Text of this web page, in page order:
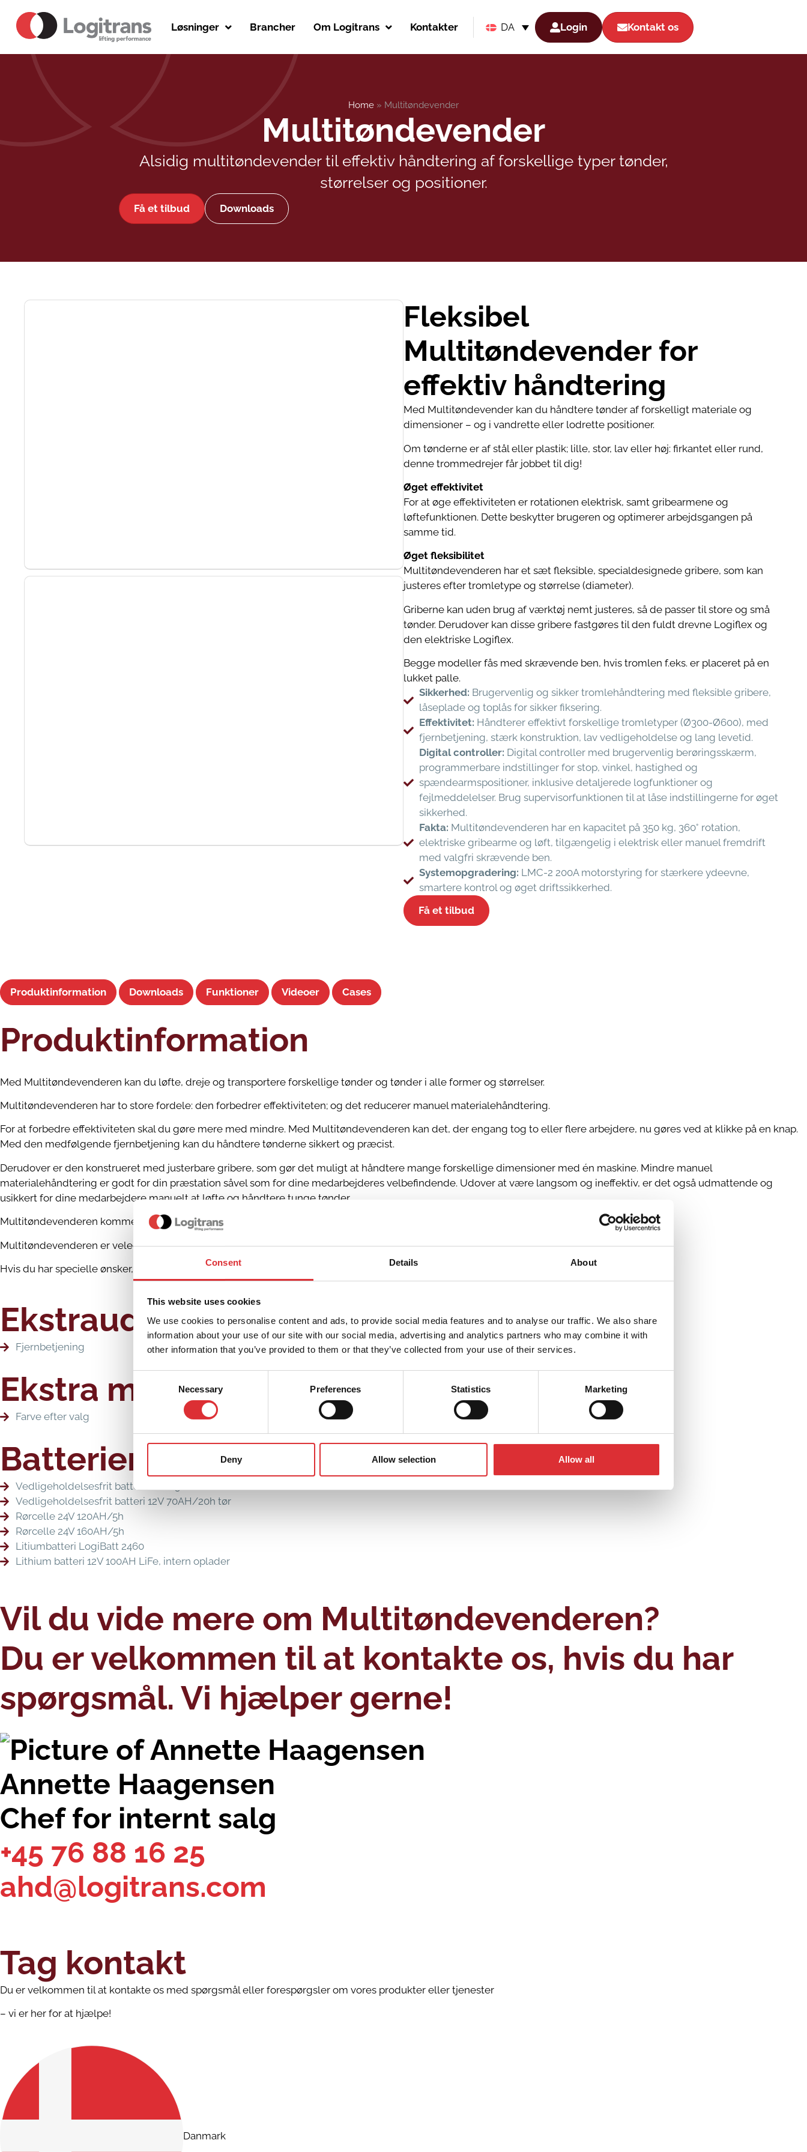
Consent Details About
This website uses cookies
We use cookies to personalise content and ads, to provide social media features and to analyse our traffic. We also share
information about your use of our site with our social media, advertising and analytics partners who may combine it with
other information that you’ve provided to them or that they’ve collected from your use of their services.
Necessary Preferences Statistics Marketing
Deny Allow selection Allow all
Løsninger Brancher Om Logitrans Kontakter DA Login Kontakt os
Home » Multitøndevender
Multitøndevender
Alsidig multitøndevender til effektiv håndtering af forskellige typer tønder,
størrelser og positioner.
Få et tilbud Downloads
Fleksibel
Multitøndevender for
effektiv håndtering
Med Multitøndevender kan du håndtere tønder af forskelligt materiale og
dimensioner – og i vandrette eller lodrette positioner.
Om tønderne er af stål eller plastik; lille, stor, lav eller høj: firkantet eller rund,
denne trommedrejer får jobbet til dig!
Øget effektivitet
For at øge effektiviteten er rotationen elektrisk, samt gribearmene og
løftefunktionen. Dette beskytter brugeren og optimerer arbejdsgangen på
samme tid.
Øget fleksibilitet
Multitøndevenderen har et sæt fleksible, specialdesignede gribere, som kan
justeres efter tromletype og størrelse (diameter).
Griberne kan uden brug af værktøj nemt justeres, så de passer til store og små
tønder. Derudover kan disse gribere fastgøres til den fuldt drevne Logiflex og
den elektriske Logiflex.
Begge modeller fås med skrævende ben, hvis tromlen f.eks. er placeret på en
lukket palle.
Sikkerhed: Brugervenlig og sikker tromlehåndtering med fleksible gribere,
låseplade og toplås for sikker fiksering.
Effektivitet: Håndterer effektivt forskellige tromletyper (Ø300-Ø600), med
fjernbetjening, stærk konstruktion, lav vedligeholdelse og lang levetid.
Digital controller: Digital controller med brugervenlig berøringsskærm,
programmerbare indstillinger for stop, vinkel, hastighed og
spændearmspositioner, inklusive detaljerede logfunktioner og
fejlmeddelelser. Brug supervisorfunktionen til at låse indstillingerne for øget
sikkerhed.
Fakta: Multitøndevenderen har en kapacitet på 350 kg, 360° rotation,
elektriske gribearme og løft, tilgængelig i elektrisk eller manuel fremdrift
med valgfri skrævende ben.
Systemopgradering: LMC-2 200A motorstyring for stærkere ydeevne,
smartere kontrol og øget driftssikkerhed.
Få et tilbud
Produktinformation Downloads Funktioner Videoer Cases
Produktinformation
Med Multitøndevenderen kan du løfte, dreje og transportere forskellige tønder og tønder i alle former og størrelser.
Multitøndevenderen har to store fordele: den forbedrer effektiviteten; og det reducerer manuel materialehåndtering.
For at forbedre effektiviteten skal du gøre mere med mindre. Med Multitøndevenderen kan det, der engang tog to eller flere arbejdere, nu gøres ved at klikke på en knap.
Med den medfølgende fjernbetjening kan du håndtere tønderne sikkert og præcist.
Derudover er den konstrueret med justerbare gribere, som gør det muligt at håndtere mange forskellige dimensioner med én maskine. Mindre manuel
materialehåndtering er godt for din præstation såvel som for dine medarbejderes velbefindende. Udover at være langsom og ineffektiv, er det også udmattende og
usikkert for dine medarbejdere manuelt at løfte og håndtere tunge tønder.
Multitøndevenderen kommer altid med elektrisk fastspænding, løft og rotation, og har flere sikkerhedsfunktioner og et ergonomisk design.
Multitøndevenderen er velegnet til forskellige industrier, såsom medicin, kosmetik og fødevarer.
Hvis du har specielle ønsker, kan vi også ændre det, så det passer til din specifikke situation og behov.
Ekstraudstyr
Fjernbetjening
Ekstra muligheder
Farve efter valg
Batterier
Vedligeholdelsesfrit batteri 12V 115AH/20h
Vedligeholdelsesfrit batteri 12V 70AH/20h tør
Rørcelle 24V 120AH/5h
Rørcelle 24V 160AH/5h
Litiumbatteri LogiBatt 2460
Lithium batteri 12V 100AH ​​LiFe, intern oplader
Vil du vide mere om Multitøndevenderen?
Du er velkommen til at kontakte os, hvis du har
spørgsmål. Vi hjælper gerne!
Annette Haagensen
Chef for internt salg
+45 76 88 16 25
ahd@logitrans.com
Tag kontakt
Du er velkommen til at kontakte os med spørgsmål eller forespørgsler om vores produkter eller tjenester
– vi er her for at hjælpe!
Danmark